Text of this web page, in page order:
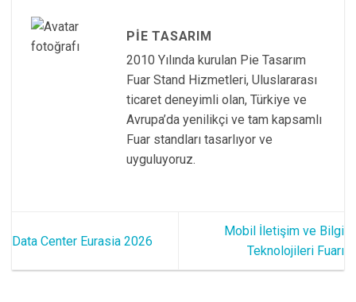
PIE TASARIM
2010 Yılında kurulan Pie Tasarım
Fuar Stand Hizmetleri, Uluslararası
ticaret deneyimli olan, Türkiye ve
Avrupa’da yenilikçi ve tam kapsamlı
Fuar standları tasarlıyor ve
uyguluyoruz.
Data Center Eurasia 2026
Mobil İletişim ve Bilgi
Teknolojileri Fuarı